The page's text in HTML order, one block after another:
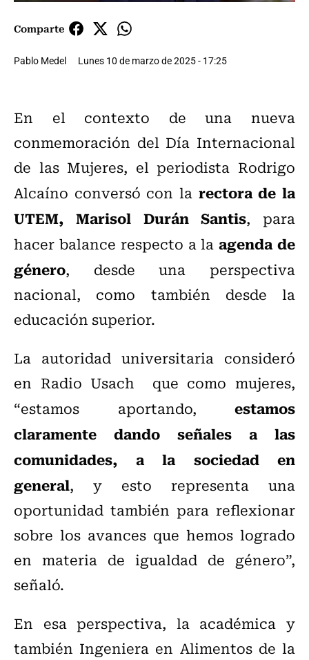
Comparte
Pablo Medel Lunes 10 de marzo de 2025 - 17:25
En el contexto de una nueva
conmemoración del Día Internacional
de las Mujeres, el periodista Rodrigo
Alcaíno conversó con la rectora de la
UTEM, Marisol Durán Santis, para
hacer balance respecto a laagenda de
género, desde una perspectiva
nacional, como también desde la
educación superior.
La autoridad universitaria consideró
en Radio Usach que como mujeres,
“estamos aportando, estamos
claramente dando señales a las
comunidades, a la sociedad en
general, y esto representa una
oportunidad también para reflexionar
sobre los avances que hemos logrado
en materia de igualdad de género”,
señaló.
En esa perspectiva, la académica y
también Ingeniera en Alimentos de la